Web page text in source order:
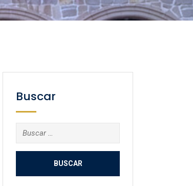
Buscar
Buscar: